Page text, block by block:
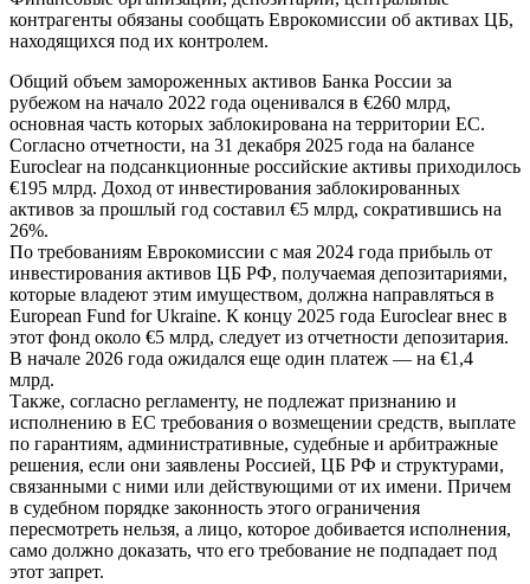
контрагенты обязаны сообщать Еврокомиссии об активах ЦБ,
находящихся под их контролем.
Общий объем замороженных активов Банка России за
рубежом на начало 2022 года оценивался в €260 млрд,
основная часть которых заблокирована на территории ЕС.
Согласно отчетности, на 31 декабря 2025 года на балансе
Euroclear на подсанкционные российские активы приходилось
€195 млрд. Доход от инвестирования заблокированных
активов за прошлый год составил €5 млрд, сократившись на
26%.
По требованиям Еврокомиссии с мая 2024 года прибыль от
инвестирования активов ЦБ РФ, получаемая депозитариями,
которые владеют этим имуществом, должна направляться в
European Fund for Ukraine. К концу 2025 года Euroclear внес в
этот фонд около €5 млрд, следует из отчетности депозитария.
В начале 2026 года ожидался еще один платеж — на €1,4
млрд.
Также, согласно регламенту, не подлежат признанию и
исполнению в ЕС требования о возмещении средств, выплате
по гарантиям, административные, судебные и арбитражные
решения, если они заявлены Россией, ЦБ РФ и структурами,
связанными с ними или действующими от их имени. Причем
в судебном порядке законность этого ограничения
пересмотреть нельзя, а лицо, которое добивается исполнения,
само должно доказать, что его требование не подпадает под
этот запрет.